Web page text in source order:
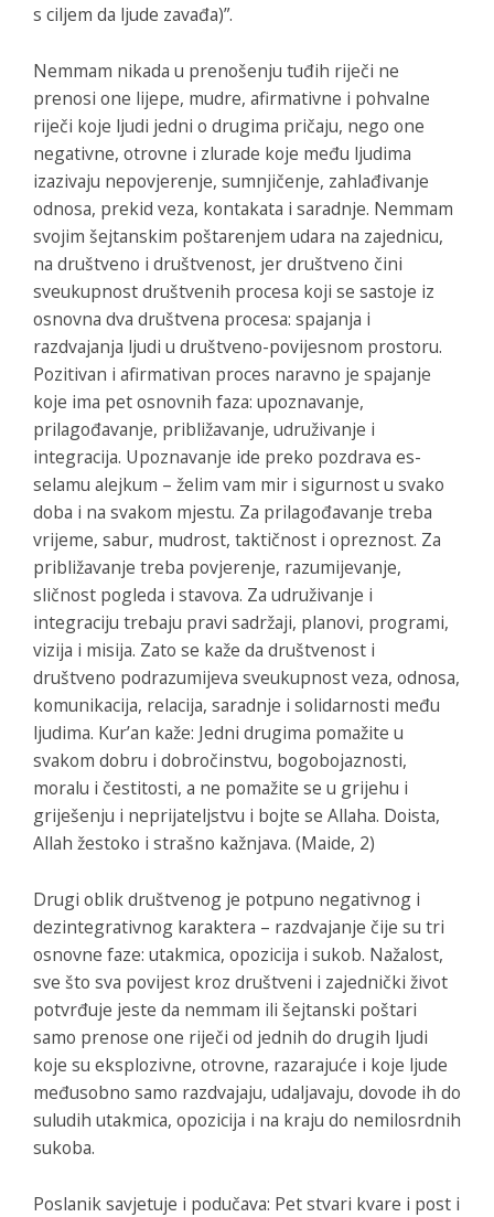
s ciljem da ljude zavađa)”.
Nemmam nikada u prenošenju tuđih riječi ne
prenosi one lijepe, mudre, afirmativne i pohvalne
riječi koje ljudi jedni o drugima pričaju, nego one
negativne, otrovne i zlurade koje među ljudima
izazivaju nepovjerenje, sumnjičenje, zahlađivanje
odnosa, prekid veza, kontakata i saradnje. Nemmam
svojim šejtanskim poštarenjem udara na zajednicu,
na društveno i društvenost, jer društveno čini
sveukupnost društvenih procesa koji se sastoje iz
osnovna dva društvena procesa: spajanja i
razdvajanja ljudi u društveno-povijesnom prostoru.
Pozitivan i afirmativan proces naravno je spajanje
koje ima pet osnovnih faza: upoznavanje,
prilagođavanje, približavanje, udruživanje i
integracija. Upoznavanje ide preko pozdrava es-
selamu alejkum – želim vam mir i sigurnost u svako
doba i na svakom mjestu. Za prilagođavanje treba
vrijeme, sabur, mudrost, taktičnost i opreznost. Za
približavanje treba povjerenje, razumijevanje,
sličnost pogleda i stavova. Za udruživanje i
integraciju trebaju pravi sadržaji, planovi, programi,
vizija i misija. Zato se kaže da društvenost i
društveno podrazumijeva sveukupnost veza, odnosa,
komunikacija, relacija, saradnje i solidarnosti među
ljudima. Kur’an kaže: Jedni drugima pomažite u
svakom dobru i dobročinstvu, bogobojaznosti,
moralu i čestitosti, a ne pomažite se u grijehu i
griješenju i neprijateljstvu i bojte se Allaha. Doista,
Allah žestoko i strašno kažnjava. (Maide, 2)
Drugi oblik društvenog je potpuno negativnog i
dezintegrativnog karaktera – razdvajanje čije su tri
osnovne faze: utakmica, opozicija i sukob. Nažalost,
sve što sva povijest kroz društveni i zajednički život
potvrđuje jeste da nemmam ili šejtanski poštari
samo prenose one riječi od jednih do drugih ljudi
koje su eksplozivne, otrovne, razarajuće i koje ljude
međusobno samo razdvajaju, udaljavaju, dovode ih do
suludih utakmica, opozicija i na kraju do nemilosrdnih
sukoba.
Poslanik savjetuje i podučava: Pet stvari kvare i post i